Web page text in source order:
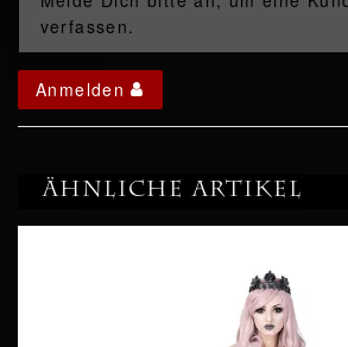
verfassen.
Anmelden
Ähnliche Artikel